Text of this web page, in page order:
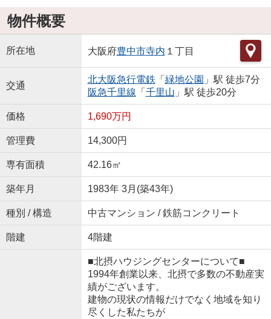
物件概要
所在地 大阪府豊中市寺内 １丁目
交通
北大阪急行電鉄 「 緑地公園 」駅 徒歩7分
阪急千里線 「 千里山 」駅 徒歩20分
価格 1,690万円
管理費 14,300円
専有面積 42.16㎡
築年月 1983年 3月(築43年)
種別 / 構造 中古マンション / 鉄筋コンクリート
階建 4階建
■北摂ハウジングセンターについて■
1994年創業以来、北摂で多数の不動産実
績がございます。
建物の現状の情報だけでなく地域を知り
尽くした私たちが